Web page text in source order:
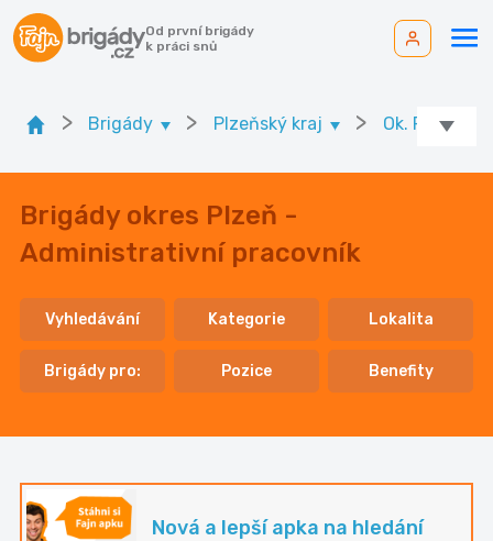
Od první brigády
k práci snů
> Brigády > Plzeňský kraj > Ok. Plzeň
Brigády okres Plzeň -
Administrativní pracovník
Vyhledávání Kategorie Lokalita
Brigády pro: Pozice Benefity
Nová a lepší apka na hledání